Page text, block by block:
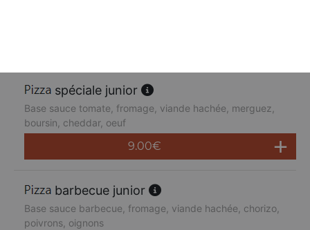
spéciale junior
Base sauce tomate, fromage, viande hachée, merguez,
boursin, cheddar, oeuf
9.00€
barbecue junior
Base sauce barbecue, fromage, viande hachée, chorizo,
poivrons, oignons